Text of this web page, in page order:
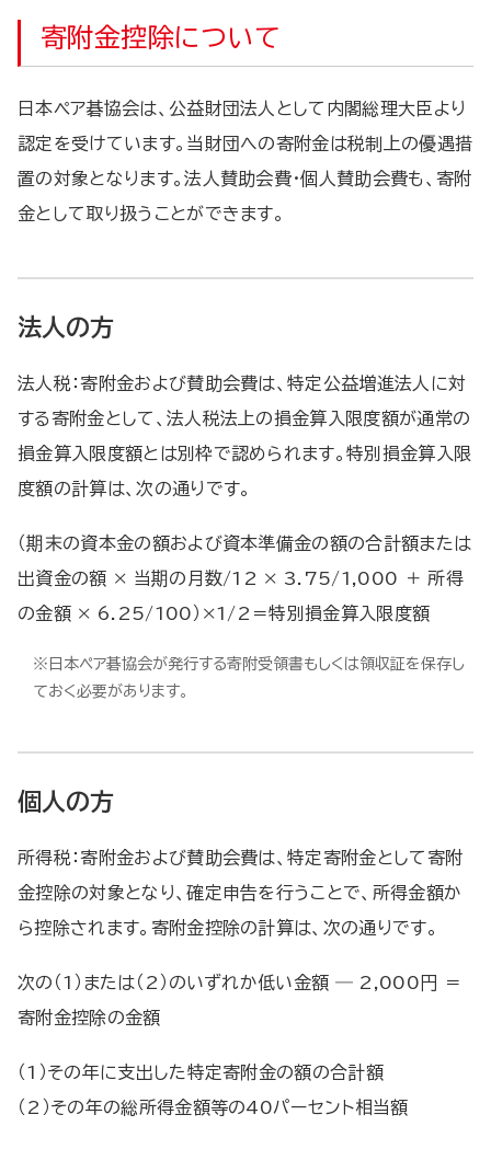
寄附金控除について
日本ペア碁協会は、公益財団法人として内閣総理大臣より
認定を受けています。当財団への寄附金は税制上の優遇措
置の対象となります。法人賛助会費・個人賛助会費も、寄附
金として取り扱うことができます。
法人の方
法人税：寄附金および賛助会費は、特定公益増進法人に対
する寄附金として、法人税法上の損金算入限度額が通常の
損金算入限度額とは別枠で認められます。特別損金算入限
度額の計算は、次の通りです。
（期末の資本金の額および資本準備金の額の合計額または
出資金の額 × 当期の月数/12 × 3.75/1,000 ＋ 所得
の金額 × 6.25/100）×1/2＝特別損金算入限度額
※日本ペア碁協会が発行する寄附受領書もしくは領収証を保存し
ておく必要があります。
個人の方
所得税：寄附金および賛助会費は、特定寄附金として寄附
金控除の対象となり、確定申告を行うことで、所得金額か
ら控除されます。寄附金控除の計算は、次の通りです。
次の（1）または（2）のいずれか低い金額 ― 2,000円 ＝
寄附金控除の金額
（1）その年に支出した特定寄附金の額の合計額
（2）その年の総所得金額等の40パーセント相当額